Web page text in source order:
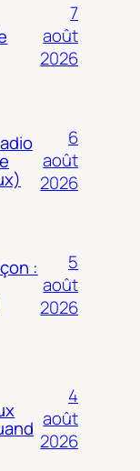
7
août
2026
6
août
2026
:
5
août
2026
4
août
2026